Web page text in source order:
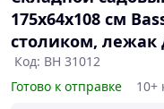
175x64x108 см
столиком, лежак
Код: BH 31012
Готово к отправке
10+